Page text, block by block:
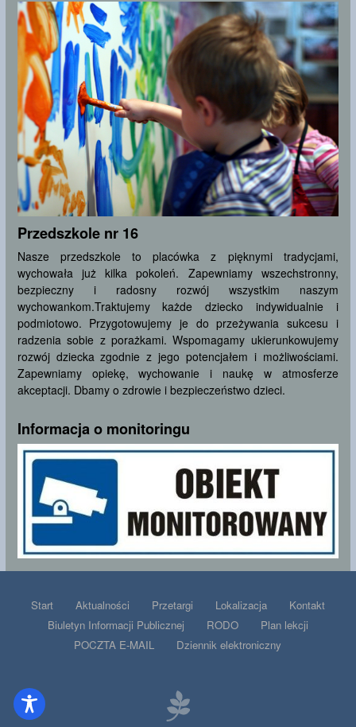
Przedszkole nr 16
Nasze przedszkole to placówka z pięknymi tradycjami,
wychowała już kilka pokoleń. Zapewniamy wszechstronny,
bezpieczny i radosny rozwój wszystkim naszym
wychowankom.Traktujemy każde dziecko indywidualnie i
podmiotowo. Przygotowujemy je do przeżywania sukcesu i
radzenia sobie z porażkami. Wspomagamy ukierunkowujemy
rozwój dziecka zgodnie z jego potencjałem i możliwościami.
Zapewniamy opiekę, wychowanie i naukę w atmosferze
akceptacji. Dbamy o zdrowie i bezpieczeństwo dzieci.
Informacja o monitoringu
Start Aktualności Przetargi Lokalizacja
Kontakt
Biuletyn Informacji Publicznej
RODO
Plan lekcji
POCZTA E-MAIL
Dziennik elektroniczny